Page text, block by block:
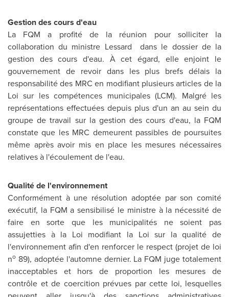
Gestion des cours d'eau
La FQM a profité de la réunion pour solliciter la
collaboration du ministre Lessard dans le dossier de la
gestion des cours d'eau. À cet égard, elle enjoint le
gouvernement de revoir dans les plus brefs délais la
responsabilité des MRC en modifiant plusieurs articles de la
Loi sur les compétences municipales (LCM). Malgré les
représentations effectuées depuis plus d'un an au sein du
groupe de travail sur la gestion des cours d'eau, la FQM
constate que les MRC demeurent passibles de poursuites
même après avoir mis en place les mesures nécessaires
relatives à l'écoulement de l'eau.
Qualité de l'environnement
Conformément à une résolution adoptée par son comité
exécutif, la FQM a sensibilisé le ministre à la nécessité de
faire en sorte que les municipalités ne soient pas
assujetties à la Loi modifiant la Loi sur la qualité de
l'environnement afin d'en renforcer le respect (projet de loi
no 89), adoptée l'automne dernier. La FQM juge totalement
inacceptables et hors de proportion les mesures de
contrôle et de coercition prévues par cette loi, lesquelles